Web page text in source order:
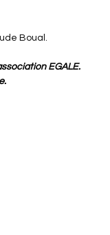
Boual.
EGALE.